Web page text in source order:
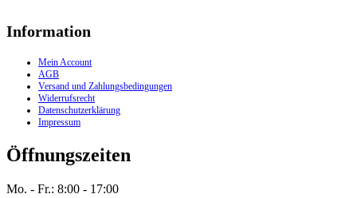
Information
Mein Account
AGB
Versand und Zahlungsbedingungen
Widerrufsrecht
Datenschutzerklärung
Impressum
Öffnungszeiten
Mo. - Fr.: 8:00 - 17:00